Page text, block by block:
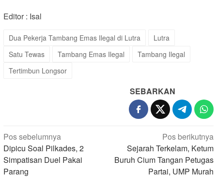
Editor : Isal
Dua Pekerja Tambang Emas Ilegal di Lutra
Lutra
Satu Tewas
Tambang Emas Ilegal
Tambang Ilegal
Tertimbun Longsor
SEBARKAN
Navigasi
pos
Pos sebelumnya
Dipicu Soal Pilkades, 2
Simpatisan Duel Pakai
Parang
Pos berikutnya
Sejarah Terkelam, Ketum
Buruh Cium Tangan Petugas
Partai, UMP Murah